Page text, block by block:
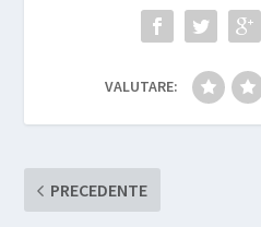
VALUTARE:
PRECEDENTE